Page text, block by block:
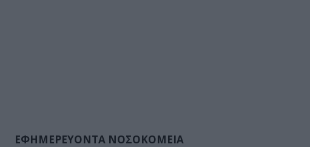
ΕΦΗΜΕΡΕΥΟΝΤΑ ΝΟΣΟΚΟΜΕΙΑ